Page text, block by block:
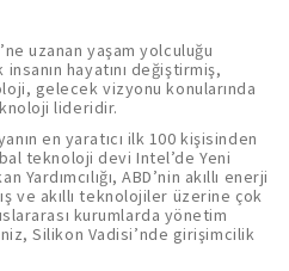
uzanan yaşam yolculuğu
hayatını değiştirmiş,
gelecek vizyonu konularında
lideridir.
en yaratıcı ilk 100 kişisinden
teknoloji devi Intel’de Yeni
ABD’nin akıllı enerji
ve akıllı teknolojiler üzerine çok
kurumlarda yönetim
Silikon Vadisi’nde girişimcilik